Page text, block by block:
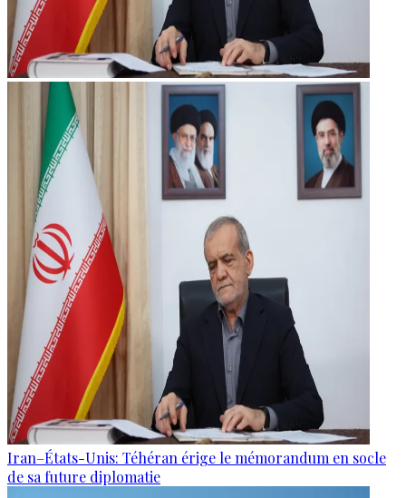
Iran–États-Unis: Téhéran érige le mémorandum en socle
de sa future diplomatie